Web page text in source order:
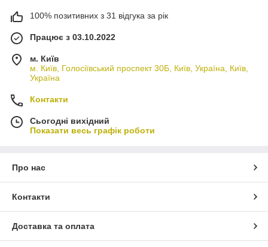
100% позитивних з 31 відгука за рік
Працює з 03.10.2022
м. Київ
м. Київ, Голосіївський проспект 30Б, Київ, Україна, Київ,
Україна
Контакти
Сьогодні вихідний
Показати весь графік роботи
Про нас
Контакти
Доставка та оплата